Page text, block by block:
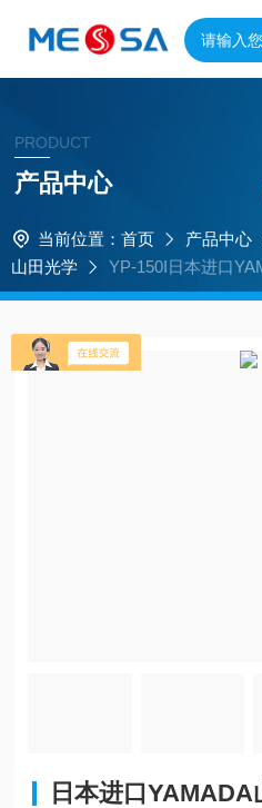
PRODUCT
产品中心
当前位置： 首页 产品中心
山田光学
YP-150I日本进口
光源设备
日本进口